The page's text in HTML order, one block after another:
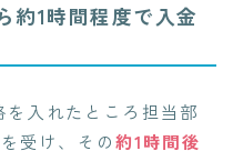
約1時間程度で入金
入れたところ担当部
受け、その約1時間後